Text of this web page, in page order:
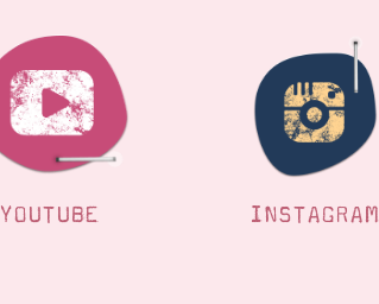
YOUTUBE INSTAGRAM